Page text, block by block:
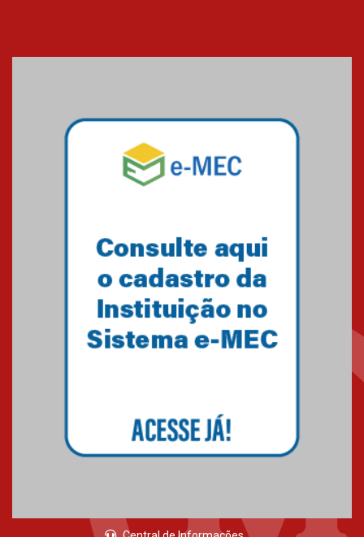
Governamentais da América
17.10.2024
Alunas e funcionárias da
Faculdade Mackenzie Brasília
Professor da Faculdade
Mackenzie Brasília participa do
maior evento contábil do Brasil
04.10.2024
16.09.2024